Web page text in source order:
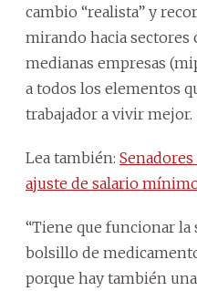
cambio “realista” y
mirando hacia sectores
medianas empresas
a todos los elementos
trabajador a vivir mejor.
Lea también:
ajuste de salario
“Tiene que funcionar la
bolsillo de
porque hay también